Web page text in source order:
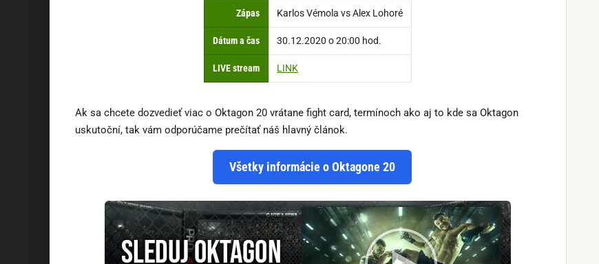
Zápas Karlos Vémola vs Alex Lohoré
Dátum a čas 30.12.2020 o 20:00 hod.
LIVE stream LINK
Ak sa chcete dozvedieť viac o Oktagon 20 vrátane fight card, termínoch ako aj to kde sa Oktagon
uskutoční, tak vám odporúčame prečítať náš hlavný článok.
Všetky informácie o Oktagone 20